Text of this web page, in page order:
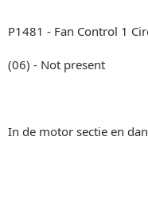
P1481 - Fan Control 1
(06) - Not present
In de motor sectie en